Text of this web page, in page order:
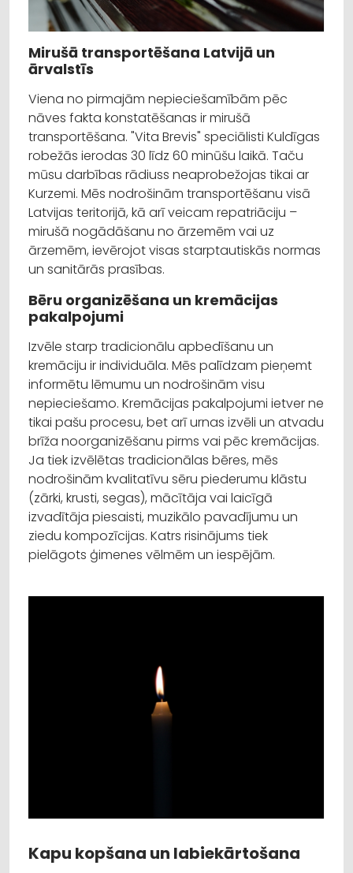
Mirušā transportēšana Latvijā un
ārvalstīs
Viena no pirmajām nepieciešamībām pēc
nāves fakta konstatēšanas ir mirušā
transportēšana. "Vita Brevis" speciālisti Kuldīgas
robežās ierodas 30 līdz 60 minūšu laikā. Taču
mūsu darbības rādiuss neaprobežojas tikai ar
Kurzemi. Mēs nodrošinām transportēšanu visā
Latvijas teritorijā, kā arī veicam repatriāciju –
mirušā nogādāšanu no ārzemēm vai uz
ārzemēm, ievērojot visas starptautiskās normas
un sanitārās prasības.
Bēru organizēšana un kremācijas
pakalpojumi
Izvēle starp tradicionālu apbedīšanu un
kremāciju ir individuāla. Mēs palīdzam pieņemt
informētu lēmumu un nodrošinām visu
nepieciešamo. Kremācijas pakalpojumi ietver ne
tikai pašu procesu, bet arī urnas izvēli un atvadu
brīža noorganizēšanu pirms vai pēc kremācijas.
Ja tiek izvēlētas tradicionālas bēres, mēs
nodrošinām kvalitatīvu sēru piederumu klāstu
(zārki, krusti, segas), mācītāja vai laicīgā
izvadītāja piesaisti, muzikālo pavadījumu un
ziedu kompozīcijas. Katrs risinājums tiek
pielāgots ģimenes vēlmēm un iespējām.
Kapu kopšana un labiekārtošana